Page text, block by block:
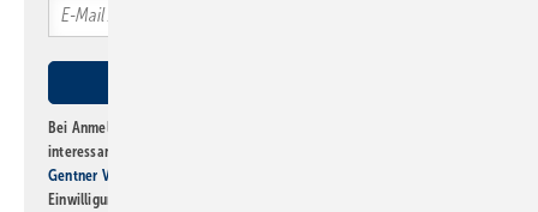
Bei Anmeldung zu diesem Newsletter bin ich damit einverstanden, über
interessante Verlags- und Online-Angebote
Gentner Verlag GmbH & Co. KG
Einwilligung kann ich jederzeit widerrufen und eine Abmeldung ist